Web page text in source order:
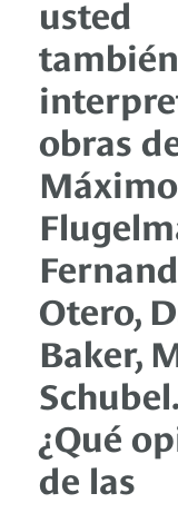
usted
obras
Máximo
Otero,
Baker,
Schubel.
¿Qué
de las